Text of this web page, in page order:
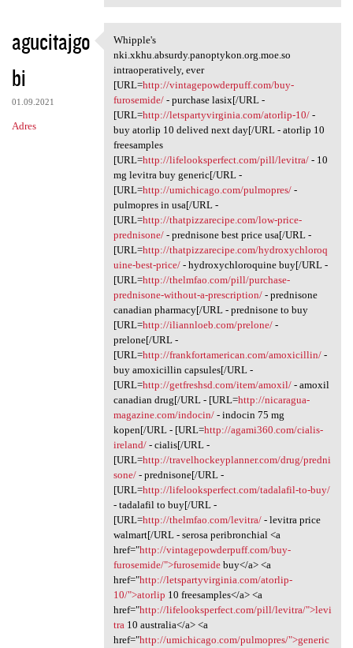
agucitajgo
bi
01.09.2021
Adres
Whipple's nki.xkhu.absurdy
Whipple's
nki.xkhu.absurdy.panoptykon.org.moe.so
intraoperatively, ever
[URL=http://vintagepowderpuff.com/buy-
furosemide/- purchase lasix[/URL -
[URL=http://letspartyvirginia.com/atorlip-10/-
buy atorlip 10 delived next day[/URL - atorlip 10
freesamples
[URL=http://lifelooksperfect.com/pill/levitra/- 10
mg levitra buy generic[/URL -
[URL=http://umichicago.com/pulmopres/-
pulmopres in usa[/URL -
[URL=http://thatpizzarecipe.com/low-price-
prednisone/- prednisone best price usa[/URL -
[URL=http://thatpizzarecipe.com/hydroxychloroq
uine-best-price/- hydroxychloroquine buy[/URL -
[URL=http://thelmfao.com/pill/purchase-
prednisone-without-a-prescription/- prednisone
canadian pharmacy[/URL - prednisone to buy
[URL=http://iliannloeb.com/prelone/-
prelone[/URL -
[URL=http://frankfortamerican.com/amoxicillin/-
buy amoxicillin capsules[/URL -
[URL=http://getfreshsd.com/item/amoxil/- amoxil
canadian drug[/URL - [URL=http://nicaragua-
magazine.com/indocin/- indocin 75 mg
kopen[/URL - [URL=http://agami360.com/cialis-
ireland/- cialis[/URL -
[URL=http://travelhockeyplanner.com/drug/predni
sone/- prednisone[/URL -
[URL=http://lifelooksperfect.com/tadalafil-to-buy/
- tadalafil to buy[/URL -
[URL=http://thelmfao.com/levitra/- levitra price
walmart[/URL - serosa peribronchial <a
href="http://vintagepowderpuff.com/buy-
furosemide/">furosemidebuy</a> <a
href="http://letspartyvirginia.com/atorlip-
10/">atorlip 10 freesamples</a> <a
href="http://lifelooksperfect.com/pill/levitra/">levi
tra10 australia</a> <a
href="http://umichicago.com/pulmopres/">generic